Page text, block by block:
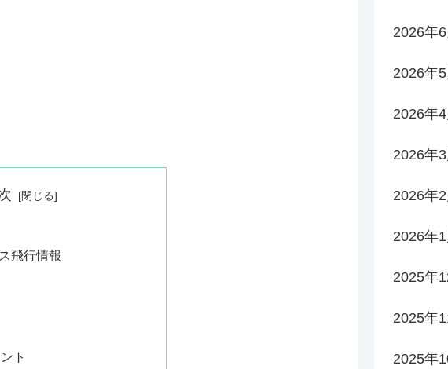
飛行情報
ト
2026年6
2026年5
2026年4
2026年3
2026年2
2026年1
2025年
2025年
2025年